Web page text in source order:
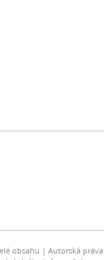
obsahu
Autorská práva